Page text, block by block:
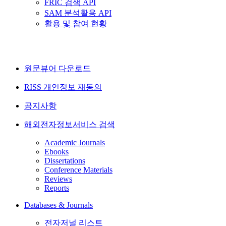
FRIC 검색 API
SAM 분석활용 API
활용 및 참여 현황
원문뷰어 다운로드
RISS 개인정보 재동의
공지사항
해외전자정보서비스 검색
Academic Journals
Ebooks
Dissertations
Conference Materials
Reviews
Reports
Databases & Journals
전자저널 리스트